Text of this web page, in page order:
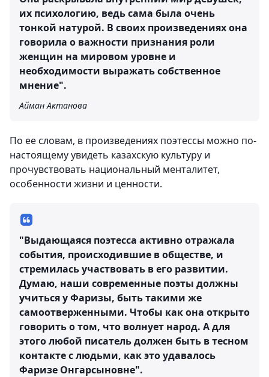
их психологию, ведь сама была очень
тонкой натурой. В своих произведениях она
говорила о важности признания роли
женщин на мировом уровне и
необходимости выражать собственное
мнение".
Айман Актанова
По ее словам, в произведениях поэтессы можно по-
настоящему увидеть казахскую культуру и
прочувствовать национальный менталитет,
особенности жизни и ценности.
"Выдающаяся поэтесса активно отражала
события, происходившие в обществе, и
стремилась участвовать в его развитии.
Думаю, наши современные поэты должны
учиться у Фаризы, быть такими же
самоотверженными. Чтобы как она открыто
говорить о том, что волнует народ. А для
этого любой писатель должен быть в тесном
контакте с людьми, как это удавалось
Фаризе Онгарсыновне".